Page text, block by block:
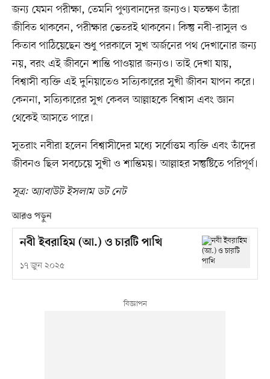
জন্য যেমন পরীক্ষা, তেমনি পুণ্যবানদের জন্যও। যতক্ষণ তাঁরা
জীবিত থাকবেন, পরীক্ষার ভেতরই থাকবেন। কিন্তু নবী-রাসুল ও
কিতাব পাঠিয়েছেন শুধু পরকালে সুখ অর্জনের পথ দেখানোর জন্য
নয়, বরং এই জীবনে শান্তি পাওয়ার জন্যও। তাই দেখা যায়,
বিশ্বাসী ব্যক্তি এই দুনিয়াতেও সত্যিকারের সুখী জীবন যাপন করে।
কেননা, সত্যিকারের সুখ কেবল আল্লাহকে বিশ্বাস এবং জ্ঞান
থেকেই আসতে পারে।
সুতরাং নবীরা হলেন বিশ্বাসীদের মধ্যে সর্বোত্তম ব্যক্তি এবং তাঁদের
জীবনও ছিল সবচেয়ে সুখী ও শান্তিময়। আল্লাহর সন্তুষ্টিতে পরিপূর্ণ।
সূত্র: অ্যাবাউট ইসলাম ডট নেট
আরও পড়ুন
নবী ইবরাহিম (আ.) ও চারটি পাখি
১৭ জুন ২০২৫